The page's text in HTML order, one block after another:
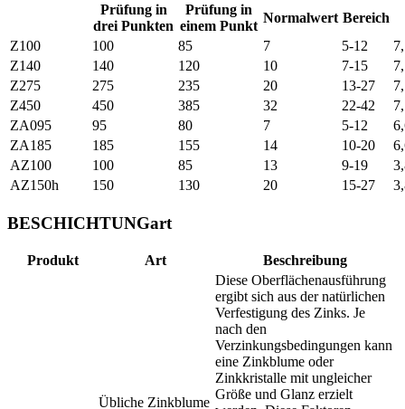
Prüfung in
drei Punkten
Prüfung in
einem Punkt
Normalwert Bereich
Z100
100 85 7 5-12
Z140
140 120 10 7-15
Z275
275 235 20 13-27
Z450
450 385 32 22-42
ZA095
95 80 7 5-12
ZA185
185 155 14 10-20
AZ100
100 85 13 9-19
AZ150h
150 130 20 15-27
BESCHICHTUNGart
Produkt Art Beschreibung
Übliche Zinkblume
Diese Oberflächenausführung
ergibt sich aus der natürlichen
Verfestigung des Zinks. Je
nach den
Verzinkungsbedingungen kann
eine Zinkblume oder
Zinkkristalle mit ungleicher
Größe und Glanz erzielt